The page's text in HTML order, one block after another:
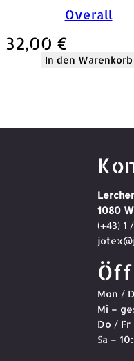
Overall
32,00 €
In den Warenkorb
1080
(+43) 1
Mon /
Mi –
Do / Fr
Sa –